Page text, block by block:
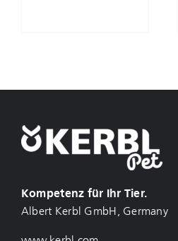
Kompetenz für Ihr Tier.
Albert Kerbl GmbH, Germany